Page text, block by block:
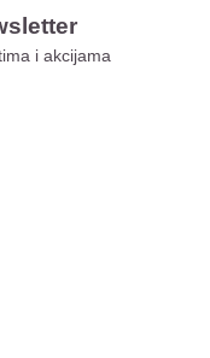
i akcijama